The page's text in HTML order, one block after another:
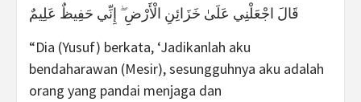
قَالَ اجْعَلْنِي عَلَىٰ خَزَائِنِ الْأَرْضِ ۖ إِنِّي حَفِيظٌ عَلِيمٌ
“Dia (Yusuf) berkata, ‘Jadikanlah aku
bendaharawan (Mesir), sesungguhnya aku adalah
orang yang pandai menjaga dan